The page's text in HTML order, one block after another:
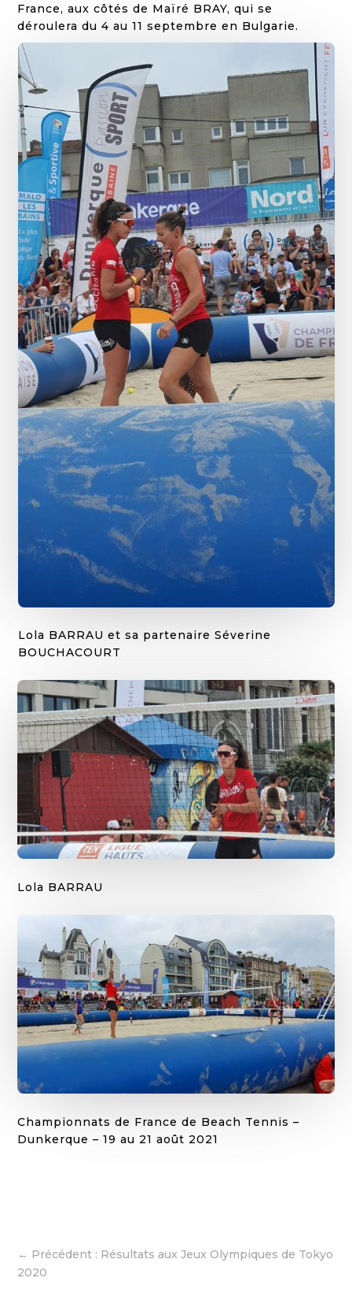
France, aux côtés de Maïré BRAY, qui se
déroulera du 4 au 11 septembre en Bulgarie.
Lola BARRAU et sa partenaire Séverine
BOUCHACOURT
Lola BARRAU
Championnats de France de Beach Tennis –
Dunkerque – 19 au 21 août 2021
← Précédent : Résultats aux Jeux Olympiques de Tokyo
2020